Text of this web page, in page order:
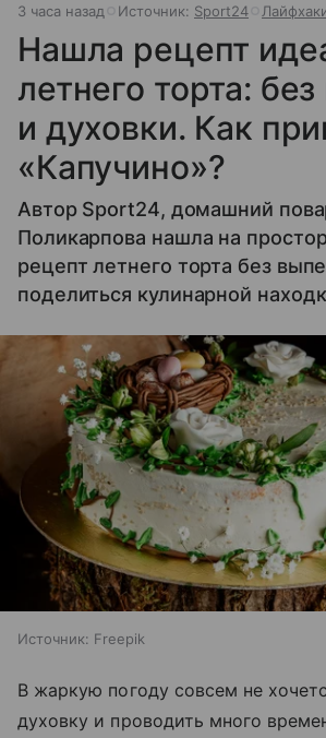
3 часа назад Источник: Sport24
Нашла рецепт
летнего торта:
и духовки. Как
«Капучино»?
Автор Sport24, домашний
Поликарпова нашла на
рецепт летнего торта без
поделиться кулинарной
Источник: Freepik
В жаркую погоду совсем не
духовку и проводить много